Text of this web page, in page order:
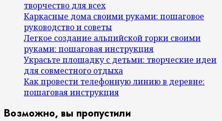
творчество для всех
Каркасные дома своими руками: пошаговое
руководство и советы
Легкое создание альпийской горки своими
руками: пошаговая инструкция
Украсьте площадку с детьми: творческие идеи
для совместного отдыха
Как провести телефонную линию в деревне:
пошаговая инструкция
Возможно, вы пропустили